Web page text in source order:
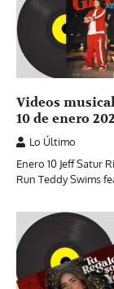
Videos
10 de enero
Lo Último
Enero 10 Jeff Satur
Run Teddy Swims